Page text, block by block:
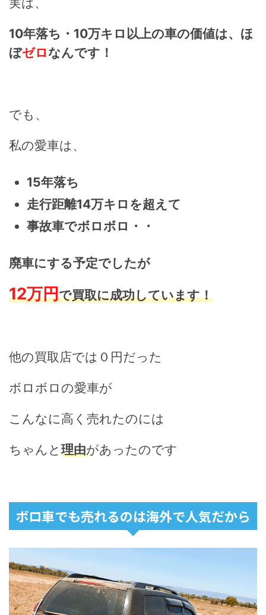
10年落ち・10万キロ以上の車の価値は、 ほ
ぼゼロ なんです！
でも、
私の愛車は、
15年落ち
走行距離14万キロを超えて
事故車でボロボロ・・
廃車にする予定でしたが
12万円で買取に成功しています！
他の買取店では０円だった
ボロボロの愛車が
こんなに高く売れたのには
ちゃんと 理由があったのです
ボロ車でも売れるのは海外で人気だから